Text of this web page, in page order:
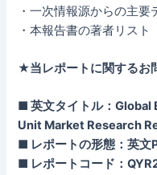
・一次情報源からの主要
・本報告書の著者リスト
★当レポートに関するお
■ 英文タイトル：
Unit Market Research
■ レポートの形態：英文
■ レポートコード：